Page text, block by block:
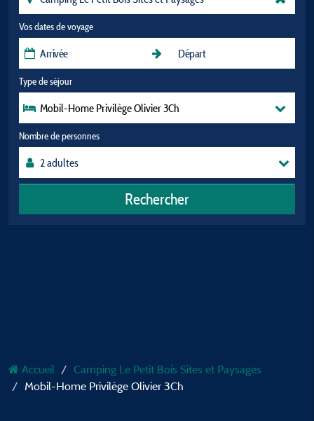
Vos dates de voyage
Type de séjour
Mobil-Home Privilège Olivier 3Ch
Nombre de personnes
Rechercher
Accueil
Camping Le Petit Bois Sites et Paysages
Mobil-Home Privilège Olivier 3Ch